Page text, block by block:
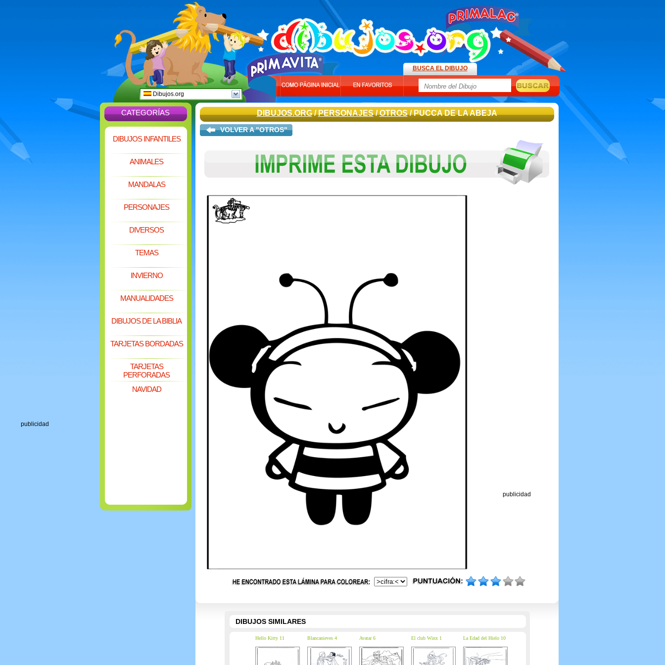
publicidad
Dibujos.org
BUSCA EL DIBUJO
CATEGORÍAS
DIBUJOS INFANTILES
ANIMALES
MANDALAS
PERSONAJES
DIVERSOS
TEMAS
INVIERNO
MANUALIDADES
DIBUJOS DE LA BIBLIA
TARJETAS BORDADAS
TARJETAS
PERFORADAS
NAVIDAD
DIBUJOS.ORG/PERSONAJES/OTROS/ PUCCA DE LA ABEJA
VOLVER A "OTROS"
publicidad
DIBUJOS SIMILARES
Hello Kitty 11 Blancanieves 4 Avatar 6 El club Winx 1 La Edad del Hielo 10